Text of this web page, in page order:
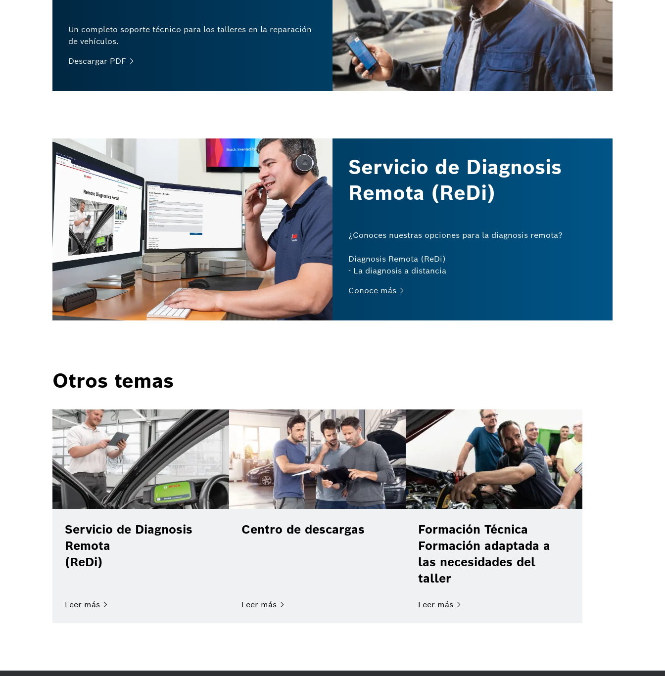
Un completo soporte técnico para los talleres en la reparación
de vehículos.
Descargar PDF
Servicio de Diagnosis
Remota (ReDi)
¿Conoces nuestras opciones para la diagnosis remota?
Diagnosis Remota (ReDi)
- La diagnosis a distancia
Conoce más
Otros temas
Servicio de Diagnosis
Remota
(ReDi)
Leer más
Centro de descargas
Leer más
Formación Técnica
Formación adaptada a
las necesidades del
taller
Leer más